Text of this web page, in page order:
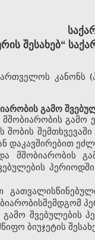
შესახებ“
გამო
მშობიარობის
შობის
დაკავშირებით
მშობიარობის
შვებულების
ბიუჯეტის